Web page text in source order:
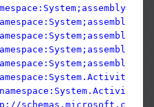
schemas.microsoft.com/